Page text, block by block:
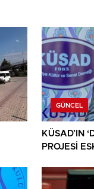
GÜNCEL
KÜSAD’IN
PROJESİ